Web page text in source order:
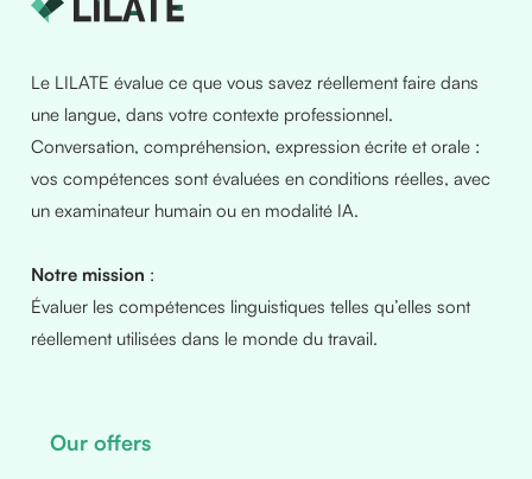
Le LILATE évalue ce que vous savez réellement faire dans
une langue, dans votre contexte professionnel.
Conversation, compréhension, expression écrite et orale :
vos compétences sont évaluées en conditions réelles, avec
un examinateur humain ou en modalité IA.
Notre mission :
Évaluer les compétences linguistiques telles qu’elles sont
réellement utilisées dans le monde du travail.
Our offers